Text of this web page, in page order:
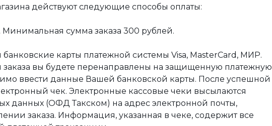
действуют следующие способы оплаты:
Минимальная сумма заказа 300 рублей.
карты платежной системы Visa, MasterCard, МИР.
вы будете перенаправлены на защищенную платежную
ввести данные Вашей банковской карты. После успешной
чек. Электронные кассовые чеки высылаются
данных (ОФД Такском) на адрес электронной почты,
заказа. Информация, указанная в чеке, содержит все